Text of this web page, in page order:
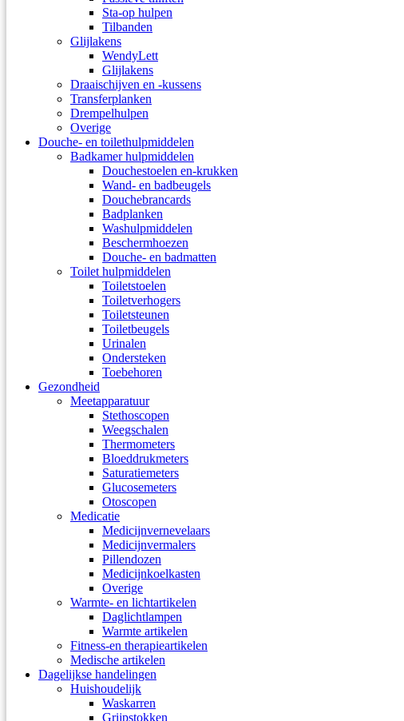
Sta-op hulpen
Tilbanden
Glijlakens
WendyLett
Glijlakens
Draaischijven en -kussens
Transferplanken
Drempelhulpen
Overige
Douche- en toilethulpmiddelen
Badkamer hulpmiddelen
Douchestoelen en-krukken
Wand- en badbeugels
Douchebrancards
Badplanken
Washulpmiddelen
Beschermhoezen
Douche- en badmatten
Toilet hulpmiddelen
Toiletstoelen
Toiletverhogers
Toiletsteunen
Toiletbeugels
Urinalen
Ondersteken
Toebehoren
Gezondheid
Meetapparatuur
Stethoscopen
Weegschalen
Thermometers
Bloeddrukmeters
Saturatiemeters
Glucosemeters
Otoscopen
Medicatie
Medicijnvernevelaars
Medicijnvermalers
Pillendozen
Medicijnkoelkasten
Overige
Warmte- en lichtartikelen
Daglichtlampen
Warmte artikelen
Fitness-en therapieartikelen
Medische artikelen
Dagelijkse handelingen
Huishoudelijk
Waskarren
Grijpstokken